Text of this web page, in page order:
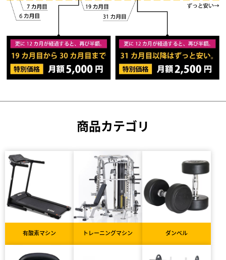
商品カテゴリ
有酸素マシン トレーニングマシン ダンベル